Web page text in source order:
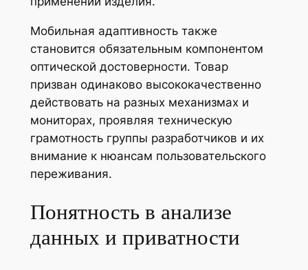
Мобильная адаптивность также
становится обязательным компонентом
оптической достоверности. Товар
призван одинаково высококачественно
действовать на разных механизмах и
мониторах, проявляя техническую
грамотность группы разработчиков и их
внимание к нюансам пользовательского
переживания.
Понятность в анализе
данных и приватности